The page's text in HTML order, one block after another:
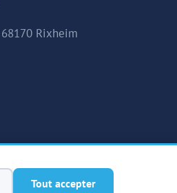
Rixheim
Tout accepter